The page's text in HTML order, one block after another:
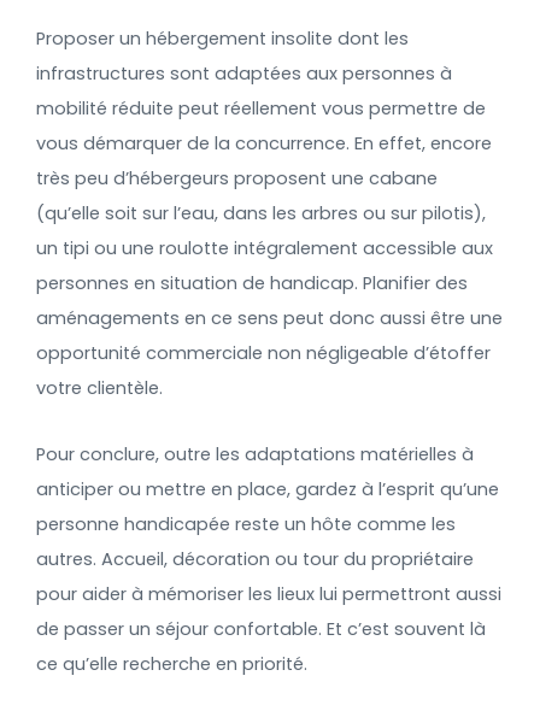
Proposer un hébergement insolite dont les
infrastructures sont adaptées aux personnes à
mobilité réduite peut réellement vous permettre de
vous démarquer de la concurrence. En effet, encore
très peu d’hébergeurs proposent une cabane
(qu’elle soit sur l’eau, dans les arbres ou sur pilotis),
un tipi ou une roulotte intégralement accessible aux
personnes en situation de handicap. Planifier des
aménagements en ce sens peut donc aussi être une
opportunité commerciale non négligeable d’étoffer
votre clientèle.
Pour conclure, outre les adaptations matérielles à
anticiper ou mettre en place, gardez à l’esprit qu’une
personne handicapée reste un hôte comme les
autres. Accueil, décoration ou tour du propriétaire
pour aider à mémoriser les lieux lui permettront aussi
de passer un séjour confortable. Et c’est souvent là
ce qu’elle recherche en priorité.